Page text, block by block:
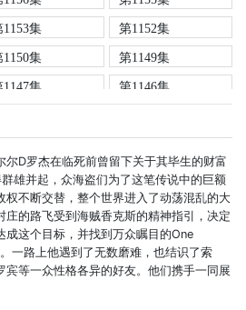
1153集
第1152集
1150集
第1149集
1147集
第1146集
1138集
第1137集
1135集
第1134集
1126集
第1125集
1096集
第1095集
尔D罗杰在临死前曾留下关于其毕生的财富
雄并起，众海盗们为了这笔传说中的巨额
权不断交替，整个世界进入了动荡混乱的大
庄的路飞受到海贼香克斯的精神指引，决定
成这个目标，并找到万众瞩目的One
一路上他遇到了无数磨难，也结识了索
宾等一众性格各异的好友。他们携手一同展